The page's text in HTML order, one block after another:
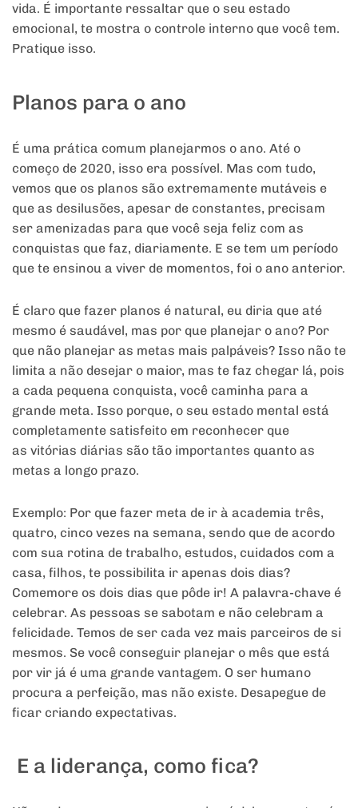
vida. É importante ressaltar que o seu estado
emocional, te mostra o controle interno que você tem.
Pratique isso.
Planos para o ano
É uma prática comum planejarmos o ano. Até o
começo de 2020, isso era possível. Mas com tudo,
vemos que os planos são extremamente mutáveis e
que as desilusões, apesar de constantes, precisam
ser amenizadas para que você seja feliz com as
conquistas que faz, diariamente. E se tem um período
que te ensinou a viver de momentos, foi o ano anterior.
É claro que fazer planos é natural, eu diria que até
mesmo é saudável, mas por que planejar o ano? Por
que não planejar as metas mais palpáveis? Isso não te
limita a não desejar o maior, mas te faz chegar lá, pois
a cada pequena conquista, você caminha para a
grande meta. Isso porque, o seu estado mental está
completamente satisfeito em reconhecer que
as vitórias diárias são tão importantes quanto as
metas a longo prazo.
Exemplo: Por que fazer meta de ir à academia três,
quatro, cinco vezes na semana, sendo que de acordo
com sua rotina de trabalho, estudos, cuidados com a
casa, filhos, te possibilita ir apenas dois dias?
Comemore os dois dias que pôde ir! A palavra-chave é
celebrar. As pessoas se sabotam e não celebram a
felicidade. Temos de ser cada vez mais parceiros de si
mesmos. Se você conseguir planejar o mês que está
por vir já é uma grande vantagem. O ser humano
procura a perfeição, mas não existe. Desapegue de
ficar criando expectativas.
E a liderança, como fica?